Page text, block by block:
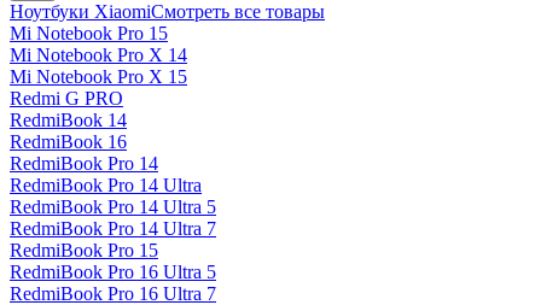
Ноутбуки XiaomiСмотреть все товары
Mi Notebook Pro 15
Mi Notebook Pro X 14
Mi Notebook Pro X 15
Redmi G PRO
RedmiBook 14
RedmiBook 16
RedmiBook Pro 14
RedmiBook Pro 14 Ultra
RedmiBook Pro 14 Ultra 5
RedmiBook Pro 14 Ultra 7
RedmiBook Pro 15
RedmiBook Pro 16 Ultra 5
RedmiBook Pro 16 Ultra 7